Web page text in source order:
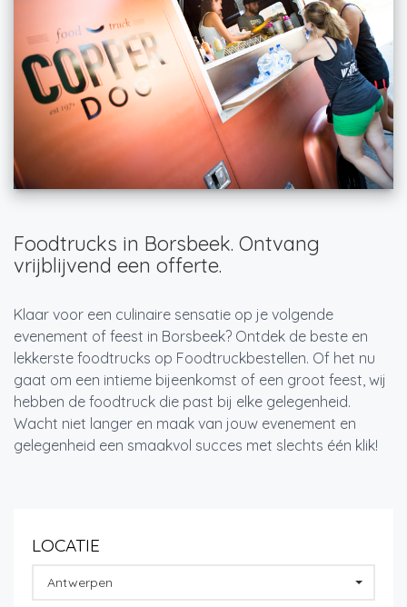
Foodtrucks in Borsbeek. Ontvang
vrijblijvend een offerte.
Klaar voor een culinaire sensatie op je volgende
evenement of feest in Borsbeek? Ontdek de beste en
lekkerste foodtrucks op Foodtruckbestellen. Of het nu
gaat om een intieme bijeenkomst of een groot feest, wij
hebben de foodtruck die past bij elke gelegenheid.
Wacht niet langer en maak van jouw evenement en
gelegenheid een smaakvol succes met slechts één klik!
LOCATIE
Antwerpen